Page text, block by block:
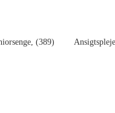
(389)